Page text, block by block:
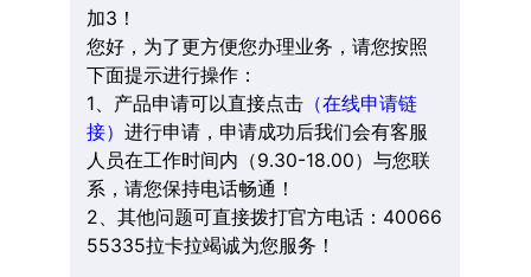
加3！
您好，为了更方便您办理业务，请您按照
下面提示进行操作：
1、产品申请可以直接点击（在线申请链
接） 进行申请，申请成功后我们会有客服
人员在工作时间内（9.30-18.00）与您联
系，请您保持电话畅通！
2、其他问题可直接拨打官方电话：40066
55335拉卡拉竭诚为您服务！